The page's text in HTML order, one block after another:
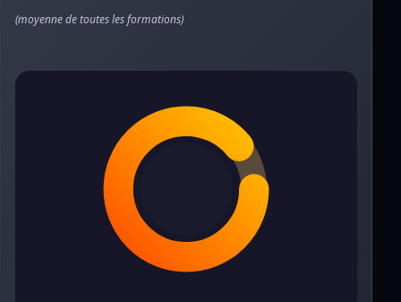
(moyenne de toutes les formations)